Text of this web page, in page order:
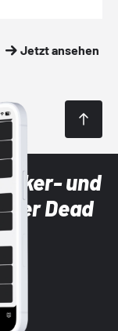
Jetzt ansehen
und
Dead